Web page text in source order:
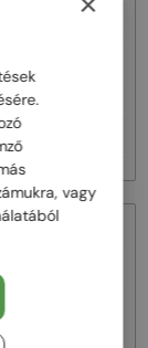
PLUSZ
—
- 53
16%
vagy